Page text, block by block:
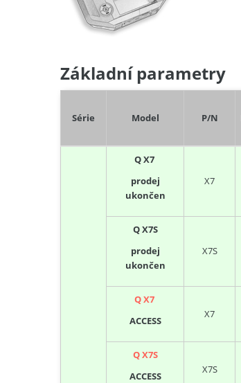
Základní parametry
Série Model P/N
Q X7
prodej
ukončen
X7
Q X7S
prodej
ukončen
X7S
Q X7
ACCESS
X7
Q X7S
ACCESS
X7S